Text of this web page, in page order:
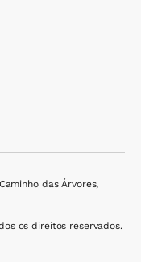
das Árvores,
os direitos reservados.